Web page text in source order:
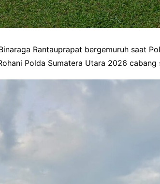
Rantauprapat bergemuruh saat
Polda Sumatera Utara 2026